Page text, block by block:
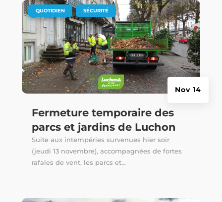
Fermeture temporaire des
parcs et jardins de Luchon
Nov 14
QUOTIDIEN SÉCURITÉ
Suite aux intempéries survenues hier soir
(jeudi 13 novembre), accompagnées de fortes
rafales de vent, les parcs et...